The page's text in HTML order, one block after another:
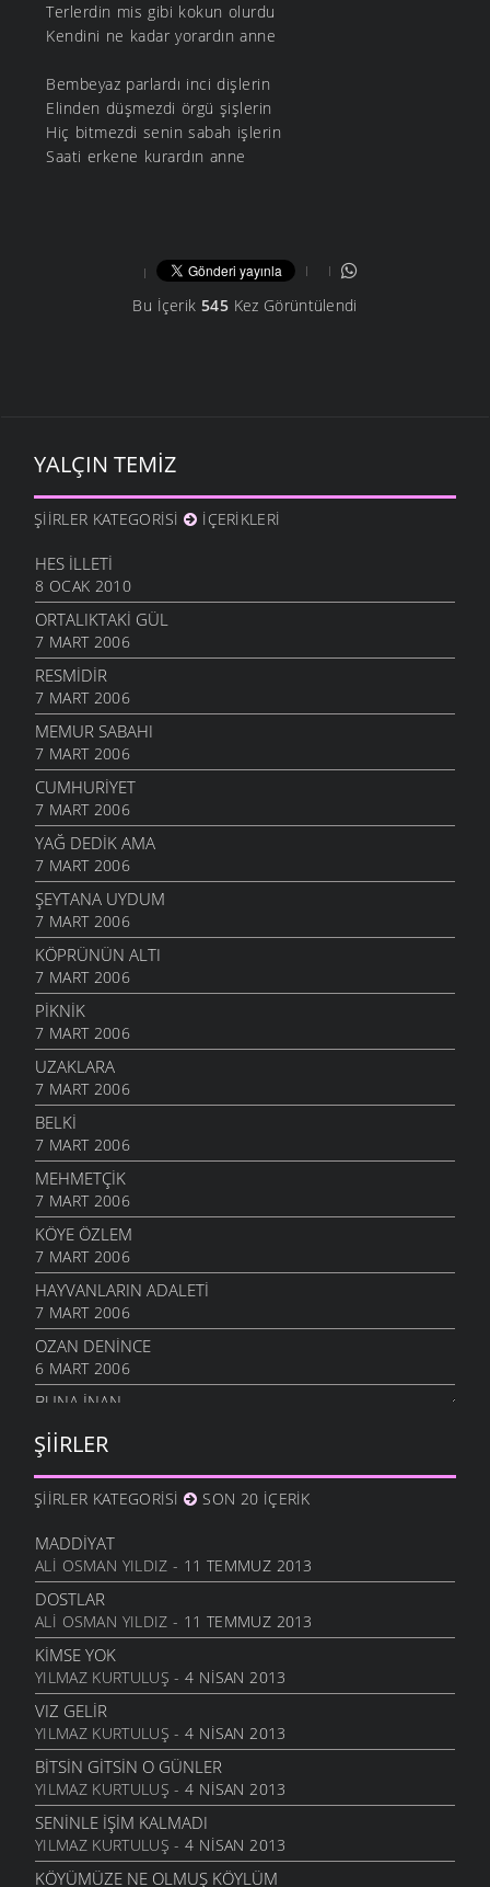
Terlerdin mis gibi kokun olurdu
Kendini ne kadar yorardın anne
Bembeyaz parlardı inci dişlerin
Elinden düşmezdi örgü şişlerin
Hiç bitmezdi senin sabah işlerin
Saati erkene kurardın anne
Bu İçerik 545Kez Görüntülendi
YALÇIN TEMIZ
ŞIIRLER KATEGORISI İÇERIKLERI
HES İLLETI
8 OCAK 2010
ORTALIKTAKI GÜL
7 MART 2006
RESMIDIR
7 MART 2006
MEMUR SABAHI
7 MART 2006
CUMHURIYET
7 MART 2006
YAĞ DEDIK AMA
7 MART 2006
ŞEYTANA UYDUM
7 MART 2006
KÖPRÜNÜN ALTI
7 MART 2006
PIKNIK
7 MART 2006
UZAKLARA
7 MART 2006
BELKI
7 MART 2006
MEHMETÇIK
7 MART 2006
KÖYE ÖZLEM
7 MART 2006
HAYVANLARIN ADALETI
7 MART 2006
OZAN DENINCE
6 MART 2006
BUNA İNAN
NASIL OLUR
6 MART 2006
İHTIYAR İNSAN
6 MART 2006
SEVGI ÜSTÜNE
6 MART 2006
ANLATAMADIK
6 MART 2006
GEL
6 MART 2006
ANNE
6 MART 2006
NATAŞA
6 MART 2006
ACABA
6 MART 2006
ŞIIRLER
ŞIIRLER KATEGORISI SON 20 İÇERIK
MADDIYAT
ALI OSMAN YILDIZ - 11 TEMMUZ 2013
DOSTLAR
ALI OSMAN YILDIZ - 11 TEMMUZ 2013
KIMSE YOK
YILMAZ KURTULUŞ - 4 NISAN 2013
VIZ GELIR
YILMAZ KURTULUŞ - 4 NISAN 2013
BITSIN GITSIN O GÜNLER
YILMAZ KURTULUŞ - 4 NISAN 2013
SENINLE İŞIM KALMADI
YILMAZ KURTULUŞ - 4 NISAN 2013
KÖYÜMÜZE NE OLMUŞ KÖYLÜM